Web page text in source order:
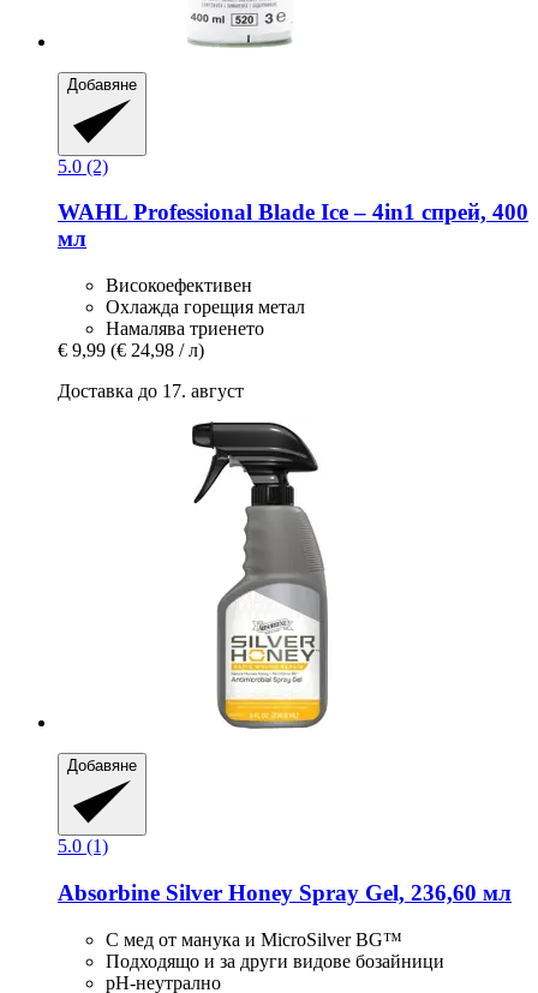
Добавяне
5.0 (2)
WAHL Professional Blade Ice – 4in1 спрей, 400
мл
Високоефективен
Охлажда горещия метал
Намалява триенето
€ 9,99 (€ 24,98 / л)
Доставка до 17. август
Добавяне
5.0 (1)
Absorbine Silver Honey Spray Gel, 236,60 мл
С мед от манука и MicroSilver BG™
Подходящо и за други видове бозайници
pH-неутрално